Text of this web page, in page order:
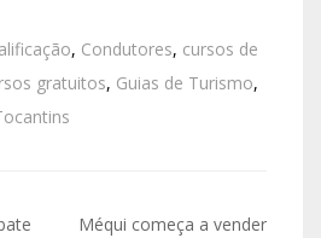
, Condutores, cursos de
gratuitos, Guias de Turismo,
Méqui começa a vender